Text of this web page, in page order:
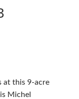
at this 9-acre
Michel